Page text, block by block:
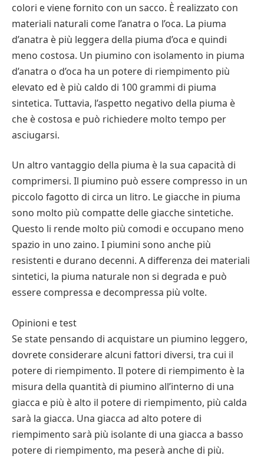
colori e viene fornito con un sacco. È realizzato con
materiali naturali come l’anatra o l’oca. La piuma
d’anatra è più leggera della piuma d’oca e quindi
meno costosa. Un piumino con isolamento in piuma
d’anatra o d’oca ha un potere di riempimento più
elevato ed è più caldo di 100 grammi di piuma
sintetica. Tuttavia, l’aspetto negativo della piuma è
che è costosa e può richiedere molto tempo per
asciugarsi.
Un altro vantaggio della piuma è la sua capacità di
comprimersi. Il piumino può essere compresso in un
piccolo fagotto di circa un litro. Le giacche in piuma
sono molto più compatte delle giacche sintetiche.
Questo li rende molto più comodi e occupano meno
spazio in uno zaino. I piumini sono anche più
resistenti e durano decenni. A differenza dei materiali
sintetici, la piuma naturale non si degrada e può
essere compressa e decompressa più volte.
Opinioni e test
Se state pensando di acquistare un piumino leggero,
dovrete considerare alcuni fattori diversi, tra cui il
potere di riempimento. Il potere di riempimento è la
misura della quantità di piumino all’interno di una
giacca e più è alto il potere di riempimento, più calda
sarà la giacca. Una giacca ad alto potere di
riempimento sarà più isolante di una giacca a basso
potere di riempimento, ma peserà anche di più.